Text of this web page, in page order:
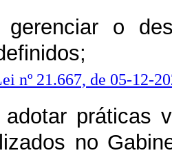
o
nº 21.667, de 05-12-
práticas
no